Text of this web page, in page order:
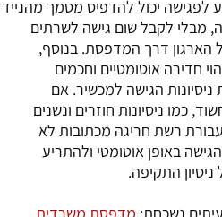
לפגישה יכול להדפיס מסמך מהנייד
מבלי לקבל שום גישה לשרתים
הארגון דרך המדפסת. בנוסף,
חדירה אוטומטיים וחכמים
הגישה למכשיר. אם
כמו ניסיונות חוזרים ונשנים
רשת חריגה מכתובות לא
באופן אוטומטי ולהתריע
התקיפה.